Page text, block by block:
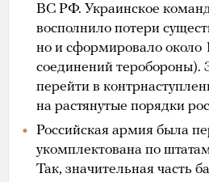
ВС РФ. Украинское
восполнило потери
но и сформировало около
соединений теробороны).
перейти в
на растянутые порядки
Российская армия была
укомплектована по
Так, значительная часть